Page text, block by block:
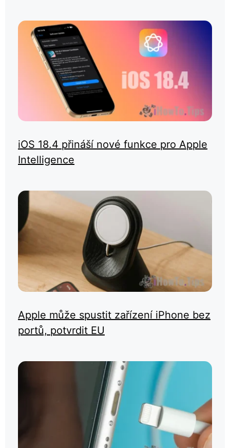
iOS 18.4 přináší nové funkce pro Apple
Intelligence
Apple může spustit zařízení iPhone bez
portů, potvrdit EU